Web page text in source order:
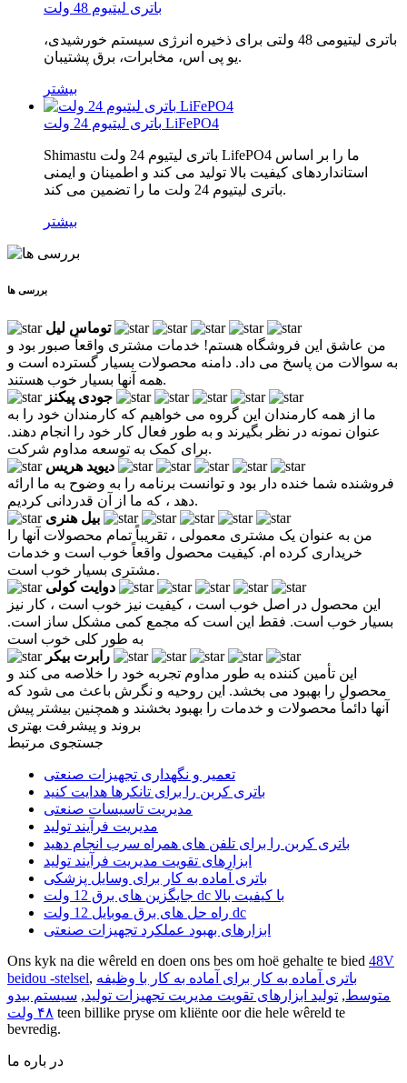
باتری لیتیوم 48 ولت
باتری لیتیومی 48 ولتی برای ذخیره انرژی سیستم خورشیدی،
یو پی اس، مخابرات، برق پشتیبان.
بیشتر
باتری لیتیوم 24 ولت LiFePO4
Shimastu باتری لیتیوم 24 ولت LifePO4 ما را بر اساس
استانداردهای کیفیت بالا تولید می کند و اطمینان و ایمنی
باتری لیتیوم 24 ولت ما را تضمین می کند.
بیشتر
بررسی ها
توماس لیل
من عاشق این فروشگاه هستم! خدمات مشتری واقعاً صبور بود و
به سوالات من پاسخ می داد. دامنه محصولات بسیار گسترده است و
همه آنها بسیار خوب هستند.
جودی پیکنز
ما از همه کارمندان این گروه می خواهیم که کارمندان خود را به
عنوان نمونه در نظر بگیرند و به طور فعال کار خود را انجام دهند.
برای کمک به توسعه مداوم شرکت.
دیوید هریس
فروشنده شما خنده دار بود و توانست برنامه را به وضوح به ما ارائه
دهد ، که ما از آن قدردانی کردیم.
بیل هنری
من به عنوان یک مشتری معمولی ، تقریباً تمام محصولات آنها را
خریداری کرده ام. کیفیت محصول واقعاً خوب است و خدمات
مشتری بسیار خوب است.
دوایت کولی
این محصول در اصل خوب است ، کیفیت نیز خوب است ، کار نیز
بسیار خوب است. فقط این است که مجمع کمی مشکل ساز است.
به طور کلی خوب است
رابرت بیکر
این تأمین کننده به طور مداوم تجربه خود را خلاصه می کند و
محصول را بهبود می بخشد. این روحیه و نگرش باعث می شود که
آنها دائماً محصولات و خدمات را بهبود بخشند و همچنین بیشتر پیش
بروند و پیشرفت بهتری
جستجوی مرتبط
تعمیر و نگهداری تجهیزات صنعتی
باتری کربن را برای تانکرها هدایت کنید
مدیریت تاسیسات صنعتی
مدیریت فرآیند تولید
باتری کربن را برای تلفن های همراه سرب انجام دهید
ابزارهای تقویت مدیریت فرآیند تولید
باتری آماده به کار برای وسایل پزشکی
جایگزین های برق 12 ولت dc با کیفیت بالا
راه حل های برق موبایل 12 ولت dc
ابزارهای بهبود عملکرد تجهیزات صنعتی
Ons kyk na die wêreld en doen ons bes om hoë gehalte te bied 48V
beidou -stelsel, باتری آماده به کار برای آماده به کار با وظیفه
متوسط, تولید ابزارهای تقویت مدیریت تجهیزات تولید, سیستم بیدو
۴۸ ولت teen billike pryse om kliënte oor die hele wêreld te
bevredig.
در باره ما